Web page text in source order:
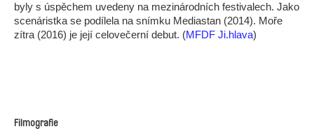
byly s úspěchem uvedeny na mezinárodních festivalech. Jako
scenáristka se podílela na snímku Mediastan (2014). Moře
zítra (2016) je její celovečerní debut. (MFDF Ji.hlava)
Filmografie